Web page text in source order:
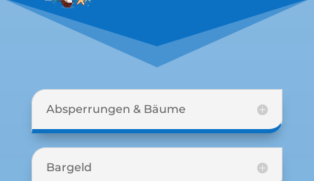
Absperrungen & Bäume
Bargeld